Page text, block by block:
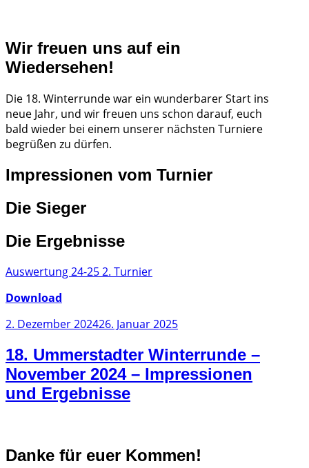
Wir freuen uns auf ein
Wiedersehen!
Die 18. Winterrunde war ein wunderbarer Start ins
neue Jahr, und wir freuen uns schon darauf, euch
bald wieder bei einem unserer nächsten Turniere
begrüßen zu dürfen.
Impressionen vom Turnier
Die Sieger
Die Ergebnisse
Auswertung 24-25 2. Turnier
Download
Veröffentlicht
2. Dezember 202426. Januar 2025
18. Ummerstadter Winterrunde –
November 2024 – Impressionen
und Ergebnisse
Danke für euer Kommen!